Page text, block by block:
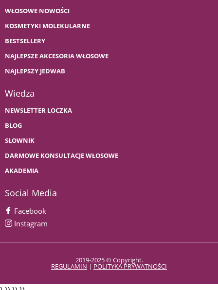
WŁOSOWE NOWOŚCI
KOSMETYKI MOLEKULARNE
BESTSELLERY
NAJLEPSZE AKCESORIA WŁOSOWE
NAJLEPSZY JEDWAB
Wiedza
NEWSLETTER LOCZKA
BLOG
SŁOWNIK
DARMOWE KONSULTACJE WŁOSOWE
AKADEMIA
Social Media
Facebook
Instagram
2019-2025 © Copyright.
REGULAMIN | POLITYKA PRYWATNOŚCI